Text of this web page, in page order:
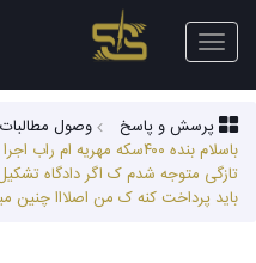
Toggle
navigation
پرسش و پاسخ
وصول مطالبات
باسلام بنده ۴۰۰سکه مهریه
تازگی متوجه شدم ک اگر دادگاه
باید پرداخت کنه ک من اصلااا چنین